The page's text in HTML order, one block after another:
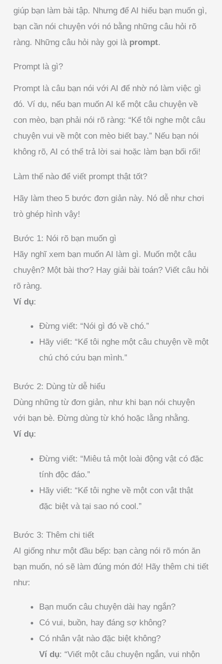
giúp bạn làm bài tập. Nhưng để AI hiểu bạn muốn gì,
bạn cần nói chuyện với nó bằng những câu hỏi rõ
ràng. Những câu hỏi này gọi là prompt.
Prompt là gì?
Prompt là câu bạn nói với AI để nhờ nó làm việc gì
đó. Ví dụ, nếu bạn muốn AI kể một câu chuyện về
con mèo, bạn phải nói rõ ràng: “Kể tôi nghe một câu
chuyện vui về một con mèo biết bay.” Nếu bạn nói
không rõ, AI có thể trả lời sai hoặc làm bạn bối rối!
Làm thế nào để viết prompt thật tốt?
Hãy làm theo 5 bước đơn giản này. Nó dễ như chơi
trò ghép hình vậy!
Bước 1: Nói rõ bạn muốn gì
Hãy nghĩ xem bạn muốn AI làm gì. Muốn một câu
chuyện? Một bài thơ? Hay giải bài toán? Viết câu hỏi
rõ ràng.
Ví dụ:
Đừng viết: “Nói gì đó về chó.”
Hãy viết: “Kể tôi nghe một câu chuyện về một
chú chó cứu bạn mình.”
Bước 2: Dùng từ dễ hiểu
Dùng những từ đơn giản, như khi bạn nói chuyện
với bạn bè. Đừng dùng từ khó hoặc lằng nhằng.
Ví dụ:
Đừng viết: “Miêu tả một loài động vật có đặc
tính độc đáo.”
Hãy viết: “Kể tôi nghe về một con vật thật
đặc biệt và tại sao nó cool.”
Bước 3: Thêm chi tiết
AI giống như một đầu bếp: bạn càng nói rõ món ăn
bạn muốn, nó sẽ làm đúng món đó! Hãy thêm chi tiết
như:
Bạn muốn câu chuyện dài hay ngắn?
Có vui, buồn, hay đáng sợ không?
Có nhân vật nào đặc biệt không?
Ví dụ: “Viết một câu chuyện ngắn, vui nhộn